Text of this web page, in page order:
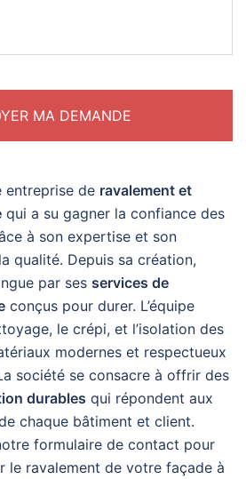
entreprise de ravalement et
qui a su gagner la confiance des
à son expertise et son
qualité. Depuis sa création,
par ses services de
conçus pour durer. L’équipe
le crépi, et l’isolation des
modernes et respectueux
société se consacre à offrir des
durables qui répondent aux
chaque bâtiment et client.
formulaire de contact pour
le ravalement de votre façade à